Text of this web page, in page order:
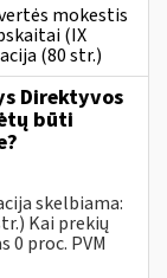
mokestis
(IX
(80 str.)
Direktyvos
būti
skelbiama:
Kai prekių
proc. PVM